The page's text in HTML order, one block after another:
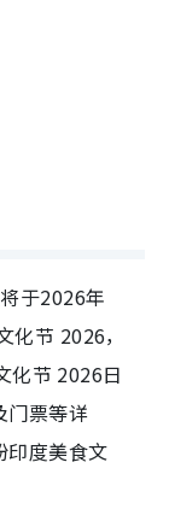
于2026年
节 2026，
化节 2026日
门票等详
印度美食文